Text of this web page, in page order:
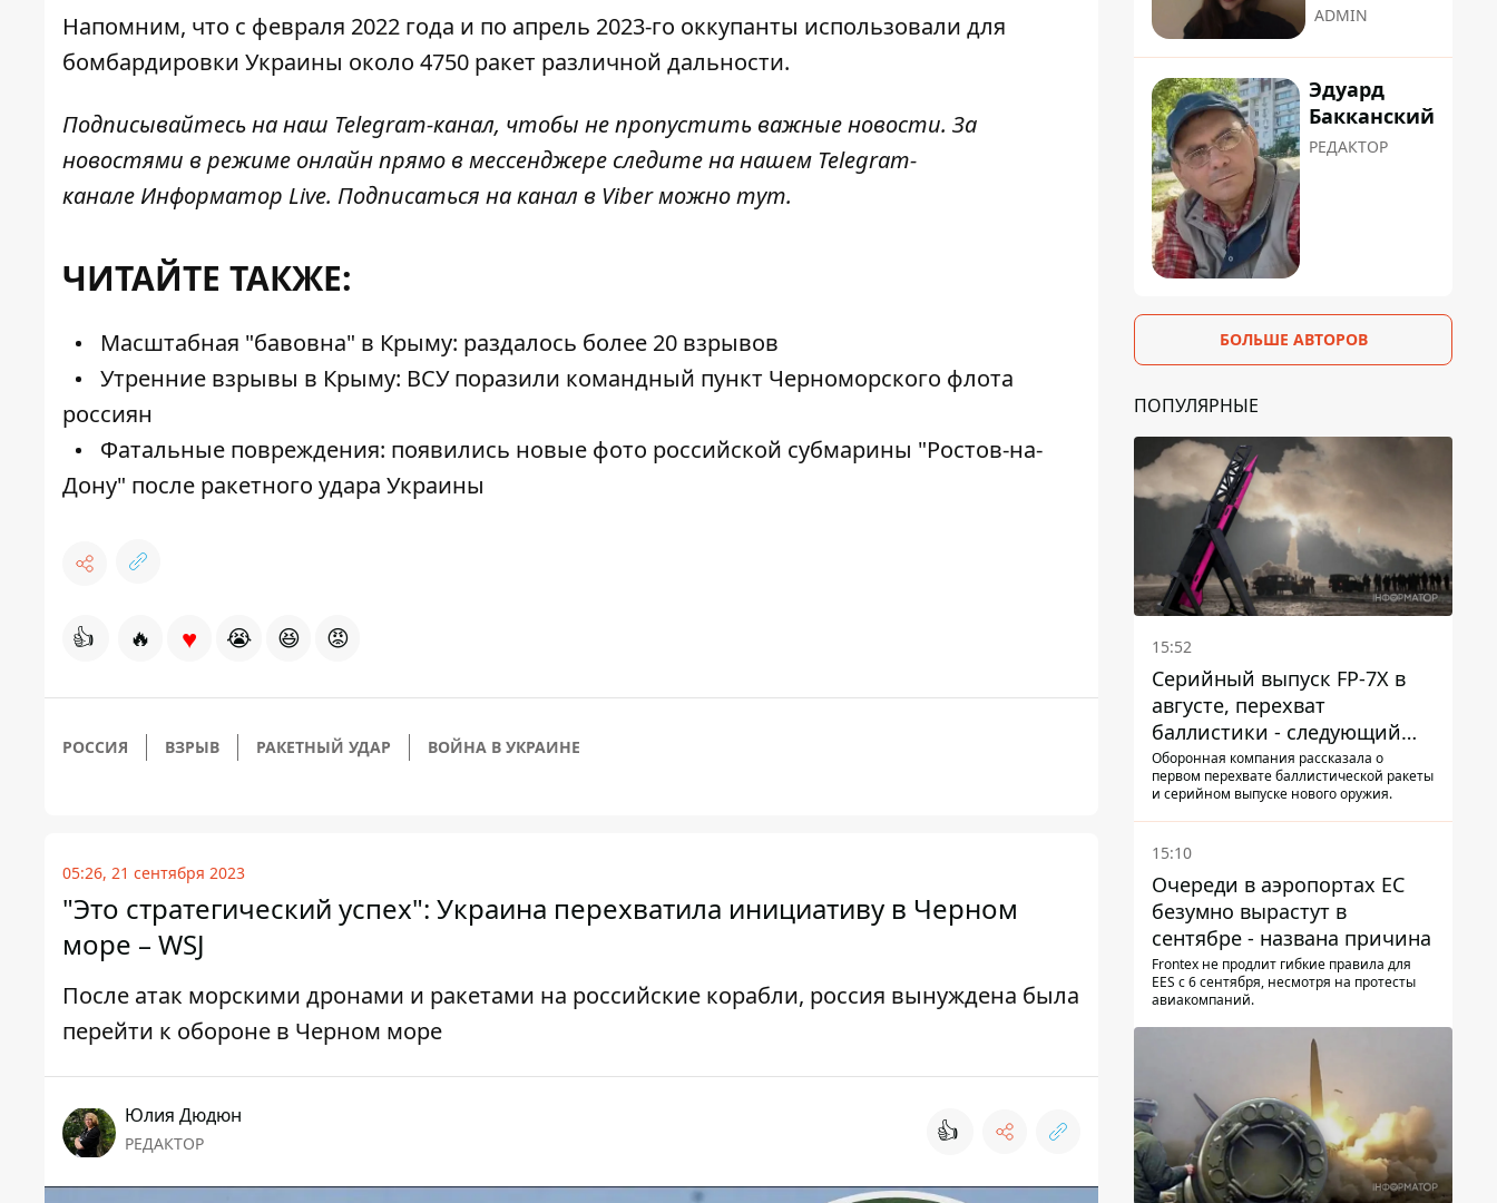
Напомним, что с февраля 2022 года и по апрель 2023-го оккупанты использовали для
бомбардировки Украины около 4750 ракет различной дальности.
Подписывайтесь на наш Telegram-канал, чтобы не пропустить важные новости. За
новостями в режиме онлайн прямо в мессенджере следите на нашем Telegram-
канале Информатор Live. Подписаться на канал в Viber можнотут.
ЧИТАЙТЕ ТАКЖЕ:
Масштабная "бавовна" в Крыму: раздалось более 20 взрывов
Утренние взрывы в Крыму: ВСУ поразили командный пункт Черноморского флота
россиян
Фатальные повреждения: появились новые фото российской субмарины "Ростов-на-
Дону" после ракетного удара Украины
👍 🔥 ♥ 😭 😆 😡
РОССИЯ ВЗРЫВ РАКЕТНЫЙ УДАР ВОЙНА В УКРАИНЕ
05:26, 21 сентября 2023
"Это стратегический успех": Украина перехватила инициативу в Черном
море – WSJ
После атак морскими дронами и ракетами на российские корабли, россия вынуждена была
перейти к обороне в Черном море
Юлия Дюдюн
РЕДАКТОР 👍
ADMIN
Эдуард
Бакканский
РЕДАКТОР
БОЛЬШЕ АВТОРОВ
ПОПУЛЯРНЫЕ
15:52
Серийный выпуск FP-7X в
августе, перехват
баллистики - следующий
этап - Fire Point
конкретизировало планы
Оборонная компания рассказала о
первом перехвате баллистической ракеты
и серийном выпуске нового оружия.
15:10
Очереди в аэропортах ЕС
безумно вырастут в
сентябре - названа причина
Frontex не продлит гибкие правила для
EES с 6 сентября, несмотря на протесты
авиакомпаний.